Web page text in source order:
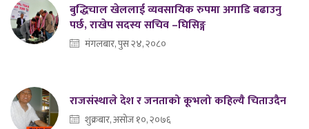
बुद्धिचाल खेललाई व्यवसायिक रुपमा अगाडि बढाउनु
पर्छ, राखेप सदस्य सचिव –घिसिङ्ग
मंगलबार, पुस २४, २०८०
राजसंस्थाले देश र जनताको कूभलो कहिल्यै चिताउदैन
शुक्रबार, असोज १०, २०७६